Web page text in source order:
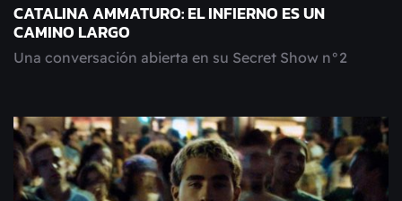
CATALINA AMMATURO: EL INFIERNO ES UN
CAMINO LARGO
Una conversación abierta en su Secret Show n°2